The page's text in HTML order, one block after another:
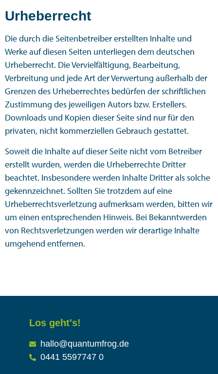
Urheberrecht
Die durch die Seitenbetreiber erstellten Inhalte und
Werke auf diesen Seiten unterliegen dem deutschen
Urheberrecht. Die Vervielfältigung, Bearbeitung,
Verbreitung und jede Art der Verwertung außerhalb der
Grenzen des Urheberrechtes bedürfen der schriftlichen
Zustimmung des jeweiligen Autors bzw. Erstellers.
Downloads und Kopien dieser Seite sind nur für den
privaten, nicht kommerziellen Gebrauch gestattet.
Soweit die Inhalte auf dieser Seite nicht vom Betreiber
erstellt wurden, werden die Urheberrechte Dritter
beachtet. Insbesondere werden Inhalte Dritter als solche
gekennzeichnet. Sollten Sie trotzdem auf eine
Urheberrechtsverletzung aufmerksam werden, bitten wir
um einen entsprechenden Hinweis. Bei Bekanntwerden
von Rechtsverletzungen werden wir derartige Inhalte
umgehend entfernen.
Los geht's!
hallo@quantumfrog.de
0441 5597747 0